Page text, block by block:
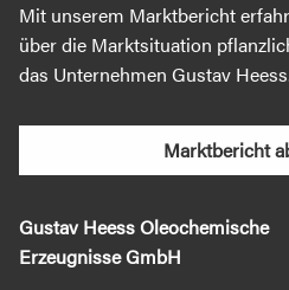
Mit unserem Marktbericht
über die Marktsituation
das Unternehmen Gustav
Marktbericht
Gustav Heess Oleochemische
Erzeugnisse GmbH